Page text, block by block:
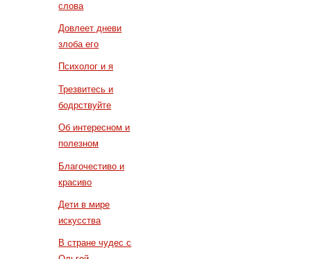
слова
Довлеет дневи
злоба его
Психолог и я
Трезвитесь и
бодрствуйте
Об интересном и
полезном
Благочестиво и
красиво
Дети в мире
искусства
В стране чудес с